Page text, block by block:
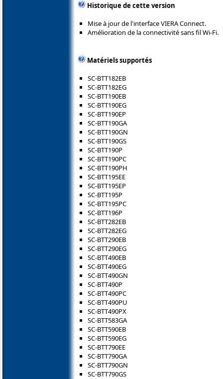
Historique de cette version
Mise à jour de l'interface VIERA Connect.
Amélioration de la connectivité sans fil Wi-Fi.
Matériels supportés
SC-BTT182EB
SC-BTT182EG
SC-BTT190EB
SC-BTT190EG
SC-BTT190EP
SC-BTT190GA
SC-BTT190GN
SC-BTT190GS
SC-BTT190P
SC-BTT190PC
SC-BTT190PH
SC-BTT195EE
SC-BTT195EP
SC-BTT195P
SC-BTT195PC
SC-BTT196P
SC-BTT282EB
SC-BTT282EG
SC-BTT290EB
SC-BTT290EG
SC-BTT490EB
SC-BTT490EG
SC-BTT490GN
SC-BTT490P
SC-BTT490PC
SC-BTT490PU
SC-BTT490PX
SC-BTT583GA
SC-BTT590EB
SC-BTT590EG
SC-BTT790EE
SC-BTT790GA
SC-BTT790GN
SC-BTT790GS